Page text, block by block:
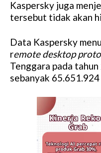
Kaspersky juga
tersebut tidak akan
Data Kaspersky
remote desktop
Tenggara pada
sebanyak